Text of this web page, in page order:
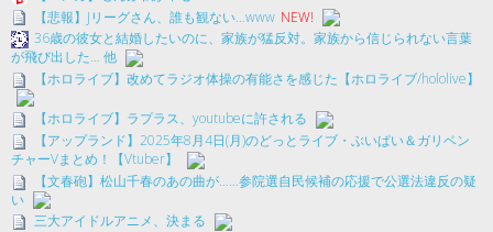
【悲報】Jリーグさん、誰も観ない…www NEW!
36歳の彼女と結婚したいのに、家族が猛反対。家族から信じられない言葉
が飛び出した… 他
【ホロライブ】改めてラジオ体操の有能さを感じた【ホロライブ/hololive】
【ホロライブ】ラプラス、youtubeに許される
【アップランド】2025年8月4日(月)のどっとライブ・ぶいぱい＆ガリベン
チャーVまとめ！【Vtuber】
【文春砲】松山千春のあの曲が……参院選自民候補の応援で公選法違反の疑
い
三大アイドルアニメ、決まる